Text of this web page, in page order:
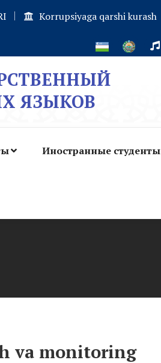
Korrupsiyaga qarshi kurash
ЯЗЫКОВ
Иностранные студенты
va monitoring